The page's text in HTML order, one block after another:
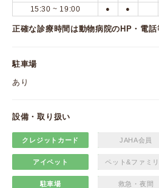
15:30 ~ 19:00 ● ●
正確な診療時間は動物病院のHP・電話
駐車場
あり
設備・取り扱い
クレジットカード JAHA会員
アイペット ペット&ファミ
駐車場 救急・夜間